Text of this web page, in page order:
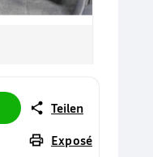
Teilen
Exposé